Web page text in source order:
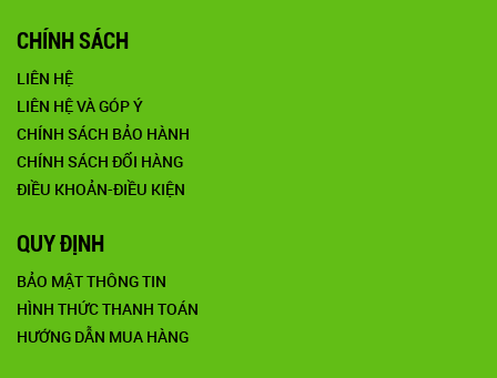
CHÍNH SÁCH
LIÊN HỆ
LIÊN HỆ VÀ GÓP Ý
CHÍNH SÁCH BẢO HÀNH
CHÍNH SÁCH ĐỔI HÀNG
ĐIỀU KHOẢN-ĐIỀU KIỆN
QUY ĐỊNH
BẢO MẬT THÔNG TIN
HÌNH THỨC THANH TOÁN
HƯỚNG DẪN MUA HÀNG